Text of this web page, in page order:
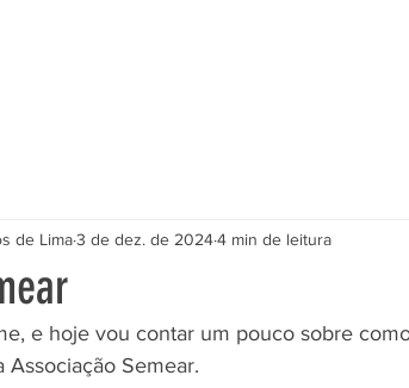
de Lima3 de dez. de 20244 min de leitura
e hoje vou contar um pouco sobre
Associação Semear.